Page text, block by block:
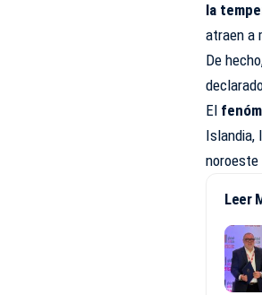
la
atraen a
De
El
Islandia,
noroeste
Leer